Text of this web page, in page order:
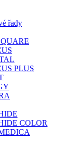
řady
PLUS
COLOR